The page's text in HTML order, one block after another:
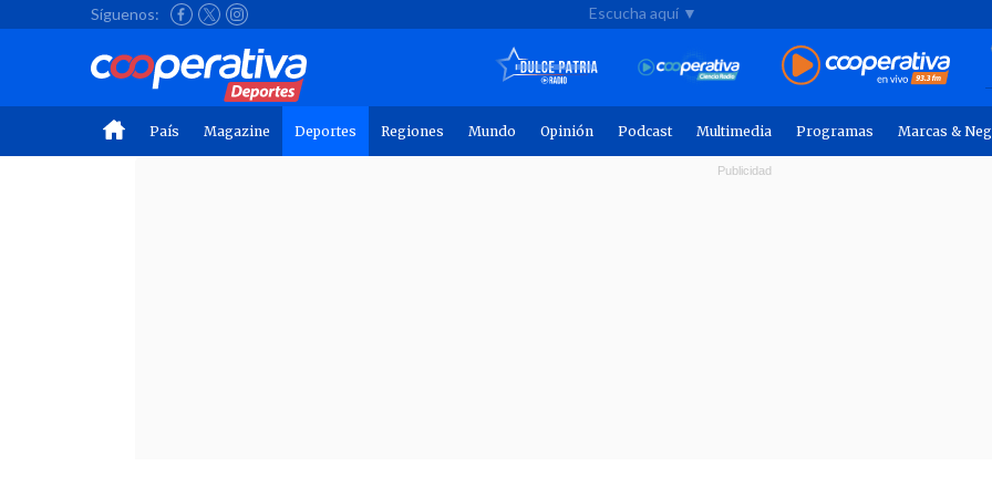
Síguenos: Escucha aquí ▼
País Magazine Deportes Regiones Mundo Opinión Podcast Multimedia Programas Marcas &